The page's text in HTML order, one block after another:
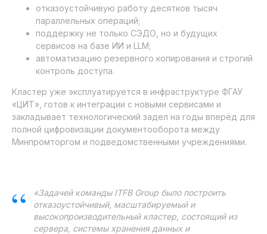
отказоустойчивую работу десятков тысяч
параллельных операций;
поддержку не только СЭДО, но и будущих
сервисов на базе ИИ и LLM;
автоматизацию резервного копирования и строгий
контроль доступа.
Кластер уже эксплуатируется в инфраструктуре ФГАУ
«ЦИТ», готов к интеграции с новыми сервисами и
закладывает технологический задел на годы вперёд для
полной цифровизации документооборота между
Минпромторгом и подведомственными учреждениями.
“
«Задачей команды ITFB Group было построить
отказоустойчивый, масштабируемый и
высокопроизводительный кластер, состоящий из
сервера, системы хранения данных и